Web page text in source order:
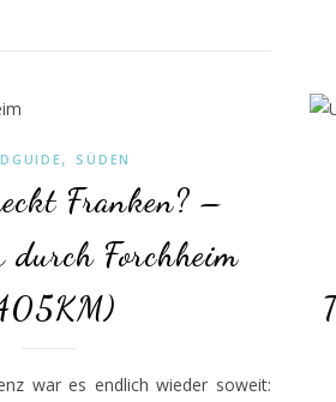
,SÜDEN
Franken? –
durch Forchheim
war es endlich wieder soweit: